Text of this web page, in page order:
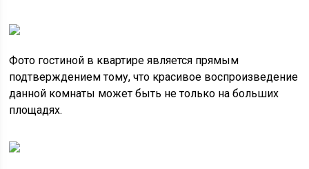
Фото гостиной в квартире является прямым
подтверждением тому, что красивое воспроизведение
данной комнаты может быть не только на больших
площадях.